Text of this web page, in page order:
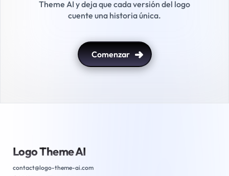
Theme AI y deja que cada versión del logo
cuente una historia única.
Comenzar
Logo Theme AI
contact@logo-theme-ai.com